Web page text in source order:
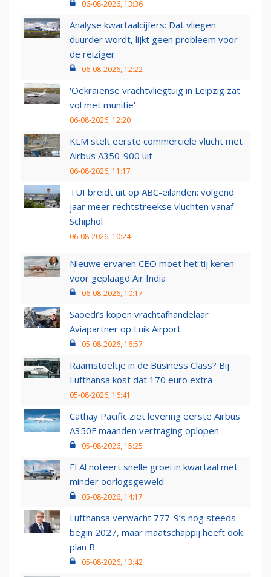
06-08-2026, 13:36
Analyse kwartaalcijfers: Dat vliegen
duurder wordt, lijkt geen probleem voor
de reiziger
06-08-2026, 12:22
'Oekraïense vrachtvliegtuig in Leipzig zat
vol met munitie'
06-08-2026, 12:20
KLM stelt eerste commerciële vlucht met
Airbus A350-900 uit
06-08-2026, 11:17
TUI breidt uit op ABC-eilanden: volgend
jaar meer rechtstreekse vluchten vanaf
Schiphol
06-08-2026, 10:24
Nieuwe ervaren CEO moet het tij keren
voor geplaagd Air India
06-08-2026, 10:17
Saoedi’s kopen vrachtafhandelaar
Aviapartner op Luik Airport
05-08-2026, 16:57
Raamstoeltje in de Business Class? Bij
Lufthansa kost dat 170 euro extra
05-08-2026, 16:41
Cathay Pacific ziet levering eerste Airbus
A350F maanden vertraging oplopen
05-08-2026, 15:25
El Al noteert snelle groei in kwartaal met
minder oorlogsgeweld
05-08-2026, 14:17
Lufthansa verwacht 777-9’s nog steeds
begin 2027, maar maatschappij heeft ook
plan B
05-08-2026, 13:42